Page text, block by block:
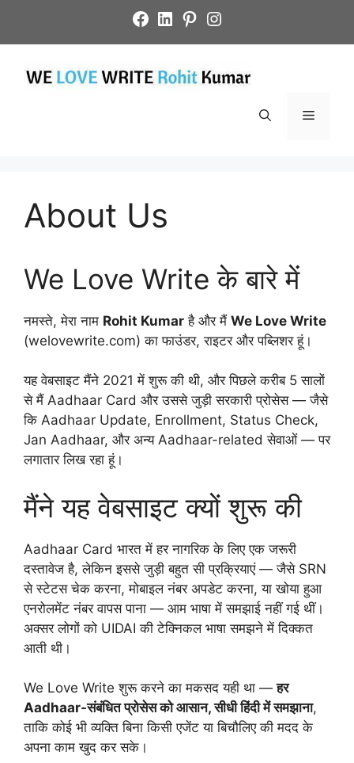
content
Facebook
LinkedIn
Pinterest
Instagram
Menu
About Us
We Love Write के बारे में
नमस्ते, मेरा नाम Rohit Kumar है और मैं We Love Write
(welovewrite.com) का फाउंडर, राइटर और पब्लिशर हूं।
यह वेबसाइट मैंने 2021 में शुरू की थी, और पिछले करीब 5 सालों
से मैं Aadhaar Card और उससे जुड़ी सरकारी प्रोसेस — जैसे
कि Aadhaar Update, Enrollment, Status Check,
Jan Aadhaar, और अन्य Aadhaar-related सेवाओं — पर
लगातार लिख रहा हूं।
मैंने यह वेबसाइट क्यों शुरू की
Aadhaar Card भारत में हर नागरिक के लिए एक जरूरी
दस्तावेज है, लेकिन इससे जुड़ी बहुत सी प्रक्रियाएं — जैसे SRN
से स्टेटस चेक करना, मोबाइल नंबर अपडेट करना, या खोया हुआ
एनरोलमेंट नंबर वापस पाना — आम भाषा में समझाई नहीं गई थीं।
अक्सर लोगों को UIDAI की टेक्निकल भाषा समझने में दिक्कत
आती थी।
We Love Write शुरू करने का मकसद यही था —हर
Aadhaar-संबंधित प्रोसेस को आसान, सीधी हिंदी में समझाना,
ताकि कोई भी व्यक्ति बिना किसी एजेंट या बिचौलिए की मदद के
अपना काम खुद कर सके।